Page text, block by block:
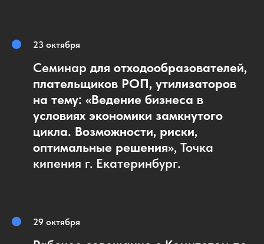
23 октября
Семинар для отходообразователей,
плательщиков РОП, утилизаторов
на тему: «Ведение бизнеса в
условиях экономики замкнутого
цикла. Возможности, риски,
оптимальные решения», Точка
кипения г. Екатеринбург.
29 октября